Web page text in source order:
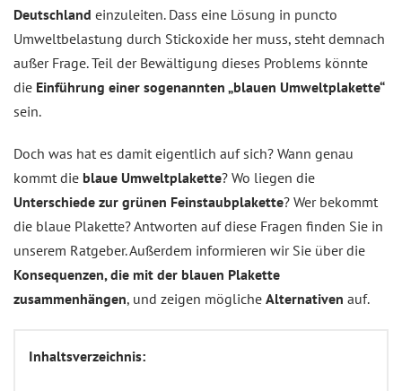
Deutschland einzuleiten. Dass eine Lösung in puncto
Umweltbelastung durch Stickoxide her muss, steht demnach
außer Frage. Teil der Bewältigung dieses Problems könnte
die Einführung einer sogenannten „blauen Umweltplakette“
sein.
Doch was hat es damit eigentlich auf sich? Wann genau
kommt die blaue Umweltplakette? Wo liegen die
Unterschiede zur grünen Feinstaubplakette? Wer bekommt
die blaue Plakette? Antworten auf diese Fragen finden Sie in
unserem Ratgeber. Außerdem informieren wir Sie über die
Konsequenzen, die mit der blauen Plakette
zusammenhängen, und zeigen mögliche Alternativen auf.
Inhaltsverzeichnis: